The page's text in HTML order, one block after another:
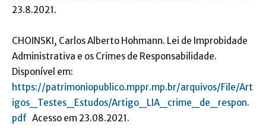
23.8.2021.
CHOINSKI, Carlos Alberto Hohmann. Lei de Improbidade
Administrativa e os Crimes de Responsabilidade.
Disponível em:
https://patrimoniopublico.mppr.mp.br/arquivos/File/Art
igos_Testes_Estudos/Artigo_LIA_crime_de_respon.
pdf Acesso em 23.08.2021.